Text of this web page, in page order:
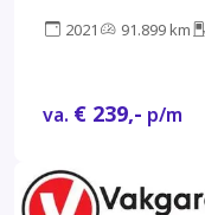
2021 91.899 km
va. € 239,- p/m